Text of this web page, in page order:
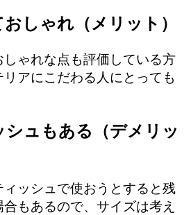
しゃれ（メリット）
ゃれな点も評価している方
アにこだわる人にとっても
シュもある（デメリッ
ッシュで使おうとすると残
もあるので、サイズは考え